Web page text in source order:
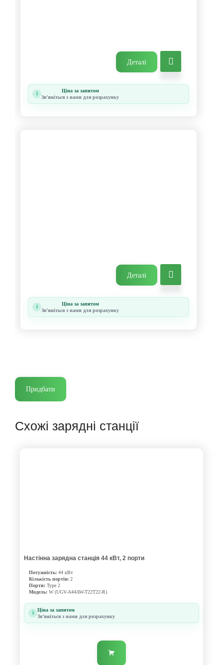
Деталі
i Ціна за запитом
Звʼяжіться з нами для розрахунку
Деталі
i Ціна за запитом
Звʼяжіться з нами для розрахунку
Придбати
Схожі зарядні станції
Настінна зарядна станція 44 кВт, 2 порти
Потужність: 44 кВт
Кількість портів: 2
Порти: Type 2
Модель: W (UGV-A44AW-T22T22-R)
i Ціна за запитом
Звʼяжіться з нами для розрахунку